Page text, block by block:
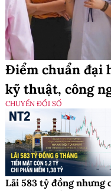
Điểm chuẩn đại
kỹ thuật, công
CHUYỂN ĐỔI SỐ
Lãi 583 tỷ đồng nhưng